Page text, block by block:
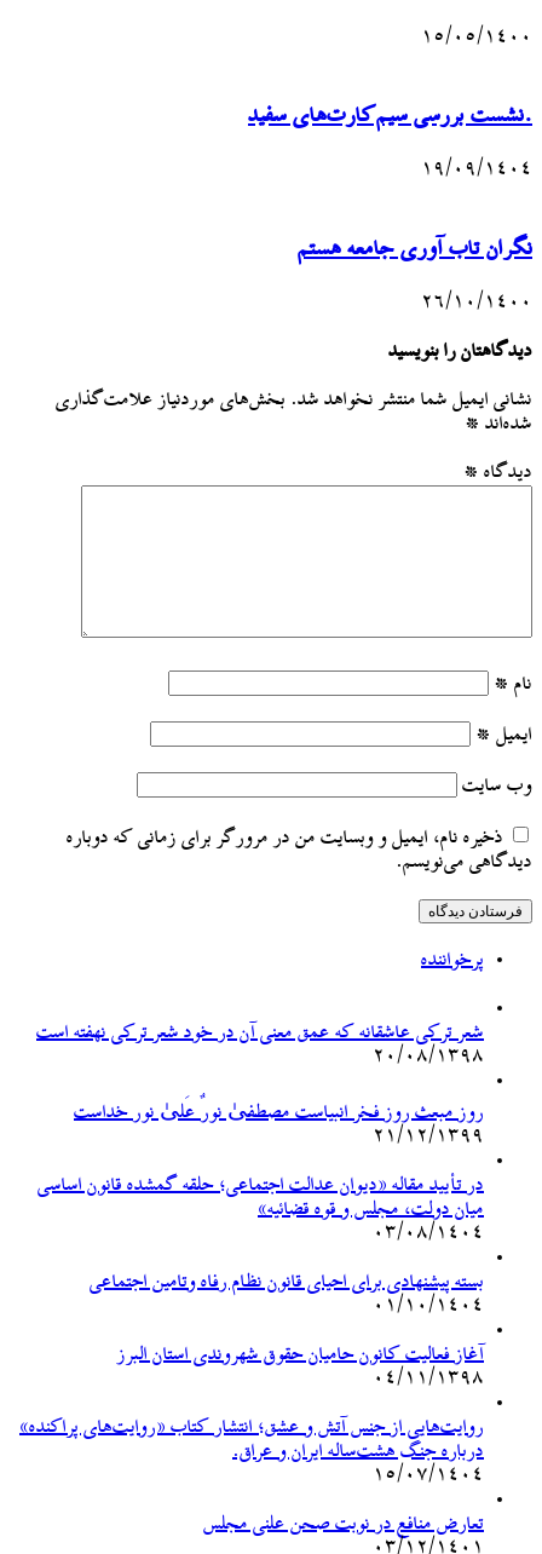
۱۵/۰۵/۱۴۰۰
.نشست بررسی سیم‌کارت‌های سفید
۱۹/۰۹/۱۴۰۴
نگران تاب آوری جامعه هستم
۲۶/۱۰/۱۴۰۰
دیدگاهتان را بنویسید
نشانی ایمیل شما منتشر نخواهد شد. بخش‌های موردنیاز علامت‌گذاری
شده‌اند *
دیدگاه *
نام *
ایمیل *
وب‌ سایت
ذخیره نام، ایمیل و وبسایت من در مرورگر برای زمانی که دوباره
دیدگاهی می‌نویسم.
پرخواننده
شعر ترکی عاشقانه که عمق معنی آن در خود شعر ترکی نهفته است
۲۰/۰۸/۱۳۹۸
روز مبعث روز فخر انبیاست مصطفیٰ نورٌ عَلیٰ نور خداست
۲۱/۱۲/۱۳۹۹
در تأیید مقاله «دیوان عدالت اجتماعی؛ حلقه گمشده قانون اساسی
میان دولت، مجلس و قوه قضائیه»
۰۳/۰۸/۱۴۰۴
بسته پیشنهادی برای احیای قانون نظام رفاه وتامین اجتماعی
۰۱/۱۰/۱۴۰۴
آغاز فعالیت کانون حامیان حقوق شهروندی استان البرز
۰۴/۱۱/۱۳۹۸
روایت‌هایی از جنس آتش و عشق؛ انتشار کتاب «روایت‌های پراکنده»
درباره جنگ هشت‌ساله ایران و عراق.
۱۵/۰۷/۱۴۰۴
تعارض منافع در نوبت صحن علنی مجلس